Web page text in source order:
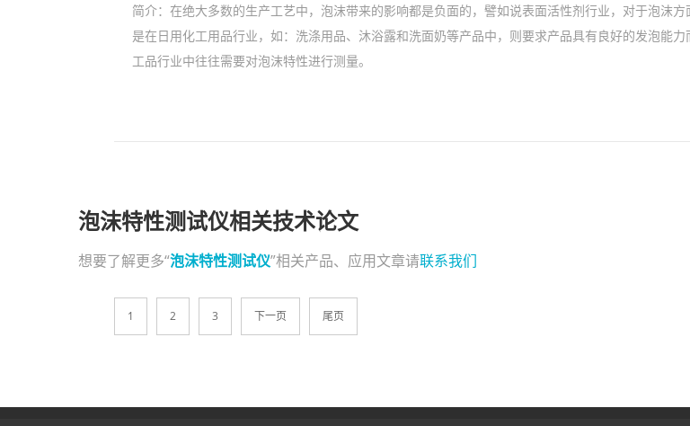
简介： 在绝大多数的生产工艺中，泡沫带来的影响都是负面的，譬如说表面活性剂行业，对于泡沫
是在日用化工用品行业，如：洗涤用品、沐浴露和洗面奶等产品中，则要求产品具有良好的发泡能
工品行业中往往需要对泡沫特性进行测量。
泡沫特性测试仪相关技术论文
想要了解更多“泡沫特性测试仪”相关产品、应用文章请联系我们
1 2 3 下一页 尾页